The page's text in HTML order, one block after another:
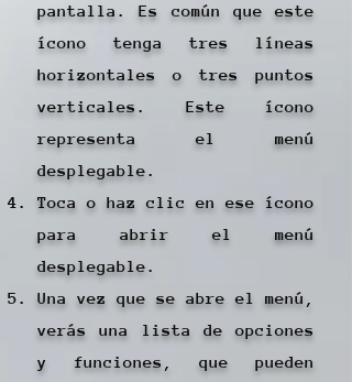
pantalla. Es común que este
ícono tenga tres líneas
horizontales o tres puntos
verticales. Este ícono
representa el menú
desplegable.
Toca o haz clic en ese ícono
para abrir el menú
desplegable.
Una vez que se abre el menú,
verás una lista de opciones
y funciones, que pueden